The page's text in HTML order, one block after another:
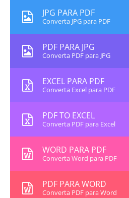
JPG PARA PDF
Converta JPG para PDF
PDF PARA JPG
Converta PDF para JPG
EXCEL PARA PDF
Converta Excel para PDF
PDF TO EXCEL
Converta PDF para Excel
WORD PARA PDF
Converta Word para PDF
PDF PARA WORD
Converta PDF para Word